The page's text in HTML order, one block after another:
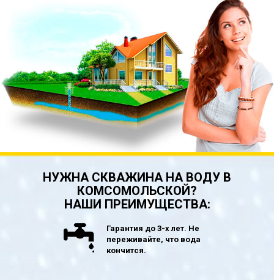
НУЖНА СКВАЖИНА НА ВОДУ В
КОМСОМОЛЬСКОЙ?
НАШИ ПРЕИМУЩЕСТВА:
Гарантия до 3-х лет. Не
переживайте, что вода
кончится.